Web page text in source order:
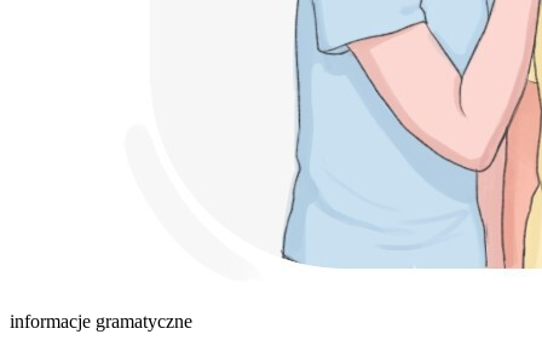
informacje gramatyczne